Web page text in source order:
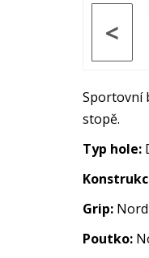
<
Sportovní
stopě.
Typ hole:
Grip:
Poutko: